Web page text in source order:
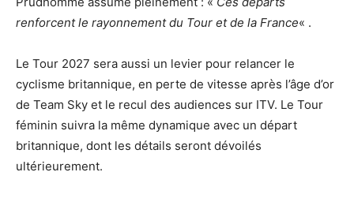
renforcent le rayonnement du Tour et de la France« .
Le Tour 2027 sera aussi un levier pour relancer le
cyclisme britannique, en perte de vitesse après l’âge d’or
de Team Sky et le recul des audiences sur ITV. Le Tour
féminin suivra la même dynamique avec un départ
britannique, dont les détails seront dévoilés
ultérieurement.